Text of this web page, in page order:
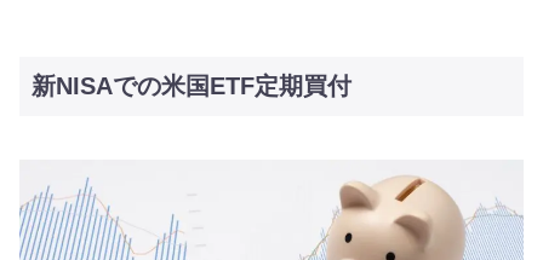
新NISAでの米国ETF定期買付